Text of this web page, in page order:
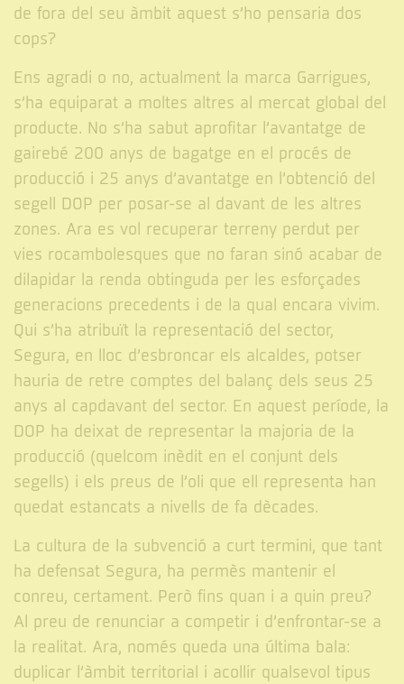
de fora del seu àmbit aquest s’ho pensaria dos
cops?
Ens agradi o no, actualment la marca Garrigues,
s’ha equiparat a moltes altres al mercat global del
producte. No s’ha sabut aprofitar l’avantatge de
gairebé 200 anys de bagatge en el procés de
producció i 25 anys d’avantatge en l’obtenció del
segell DOP per posar-se al davant de les altres
zones. Ara es vol recuperar terreny perdut per
vies rocambolesques que no faran sinó acabar de
dilapidar la renda obtinguda per les esforçades
generacions precedents i de la qual encara vivim.
Qui s’ha atribuït la representació del sector,
Segura, en lloc d’esbroncar els alcaldes, potser
hauria de retre comptes del balanç dels seus 25
anys al capdavant del sector. En aquest període, la
DOP ha deixat de representar la majoria de la
producció (quelcom inèdit en el conjunt dels
segells) i els preus de l’oli que ell representa han
quedat estancats a nivells de fa dècades.
La cultura de la subvenció a curt termini, que tant
ha defensat Segura, ha permès mantenir el
conreu, certament. Però fins quan i a quin preu?
Al preu de renunciar a competir i d’enfrontar-se a
la realitat. Ara, només queda una última bala:
duplicar l’àmbit territorial i acollir qualsevol tipus